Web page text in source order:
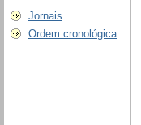
Jornais
Ordem cronológica